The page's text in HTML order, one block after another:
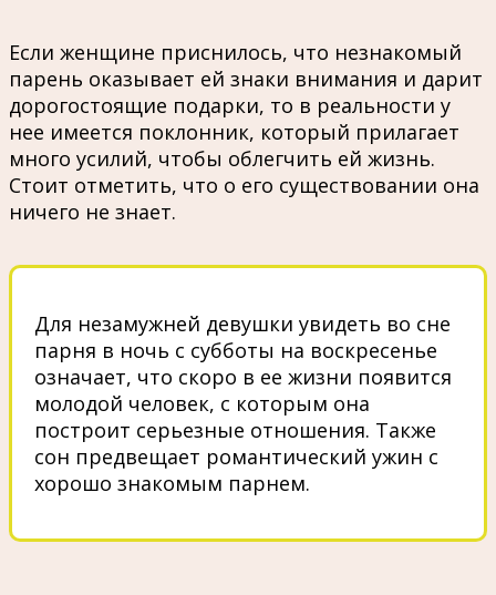
Если женщине приснилось, что незнакомый
парень оказывает ей знаки внимания и дарит
дорогостоящие подарки, то в реальности у
нее имеется поклонник, который прилагает
много усилий, чтобы облегчить ей жизнь.
Стоит отметить, что о его существовании она
ничего не знает.
Для незамужней девушки увидеть во сне
парня в ночь с субботы на воскресенье
означает, что скоро в ее жизни появится
молодой человек, с которым она
построит серьезные отношения. Также
сон предвещает романтический ужин с
хорошо знакомым парнем.